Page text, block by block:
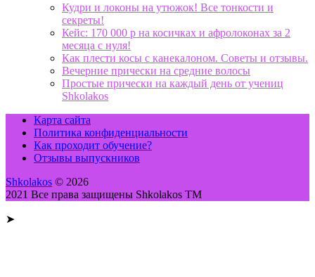
Кудри и локоны на утюжок! Все тонкости и
секреты!
Кейс: 170 000 р на косичках и афролоконах за 2
месяца с нуля!
Как плести косы с канекалоном. Советы и отзывы.
Вечерние прически на средние волосы
Простые прически на каждый день от учениц
Shkolakos
Карта сайта
Политика конфиденциальности
Как проходит обучение?
Отзывы выпускников
Shkolakos © 2026
2021 Все права защищены Shkolakos TM
➤